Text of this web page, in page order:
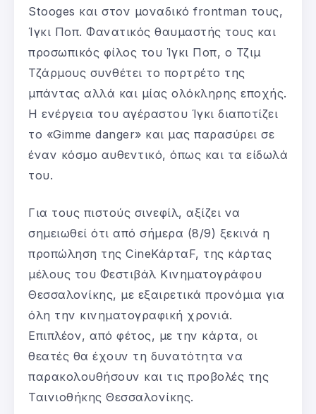
Stooges και στον μοναδικό frontman τους,
Ίγκι Ποπ. Φανατικός θαυμαστής τους και
προσωπικός φίλος του Ίγκι Ποπ, ο Τζιμ
Τζάρμους συνθέτει το πορτρέτο της
μπάντας αλλά και μίας ολόκληρης εποχής.
Η ενέργεια του αγέραστου Ίγκι διαποτίζει
το «Gimme danger» και μας παρασύρει σε
έναν κόσμο αυθεντικό, όπως και τα είδωλά
του.
Για τους πιστούς σινεφίλ, αξίζει να
σημειωθεί ότι από σήμερα (8/9) ξεκινά η
προπώληση της CineΚάρταF, της κάρτας
μέλους του Φεστιβάλ Κινηματογράφου
Θεσσαλονίκης, με εξαιρετικά προνόμια για
όλη την κινηματογραφική χρονιά.
Επιπλέον, από φέτος, με την κάρτα, οι
θεατές θα έχουν τη δυνατότητα να
παρακολουθήσουν και τις προβολές της
Ταινιοθήκης Θεσσαλονίκης.